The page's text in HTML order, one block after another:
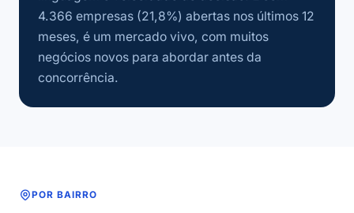
4.366 empresas (21,8%) abertas nos últimos 12
meses, é um mercado vivo, com muitos
negócios novos para abordar antes da
concorrência.
POR BAIRRO